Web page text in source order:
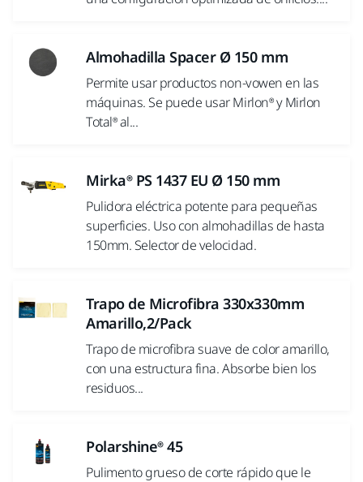
Almohadilla Spacer Ø 150 mm
Permite usar productos non-vowen en las
máquinas. Se puede usar Mirlon® y Mirlon
Total® al...
Mirka® PS 1437 EU Ø 150 mm
Pulidora eléctrica potente para pequeñas
superficies. Uso con almohadillas de hasta
150mm. Selector de velocidad.
Trapo de Microfibra 330x330mm
Amarillo,2/Pack
Trapo de microfibra suave de color amarillo,
con una estructura fina. Absorbe bien los
residuos...
Polarshine® 45
Pulimento grueso de corte rápido que le